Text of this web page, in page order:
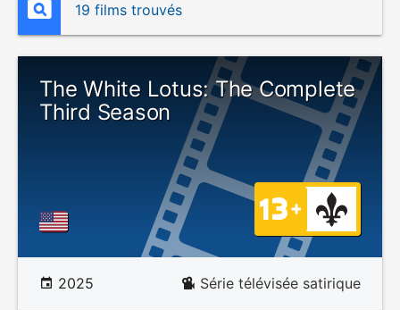
19 films trouvés
The White Lotus: The Complete
Third Season
2025 Série télévisée satirique